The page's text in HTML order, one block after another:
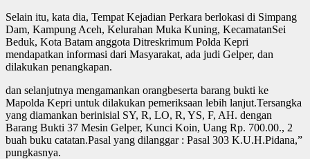
Selain itu, kata dia, Tempat Kejadian Perkara berlokasi di Simpang
Dam, Kampung Aceh, Kelurahan Muka Kuning, KecamatanSei
Beduk, Kota Batam anggota Ditreskrimum Polda Kepri
mendapatkan informasi dari Masyarakat, ada judi Gelper, dan
dilakukan penangkapan.
dan selanjutnya mengamankan orangbeserta barang bukti ke
Mapolda Kepri untuk dilakukan pemeriksaan lebih lanjut.Tersangka
yang diamankan berinisial SY, R, LO, R, YS, F, AH. dengan
Barang Bukti 37 Mesin Gelper, Kunci Koin, Uang Rp. 700.00., 2
buah buku catatan.Pasal yang dilanggar : Pasal 303 K.U.H.Pidana,”
pungkasnya.